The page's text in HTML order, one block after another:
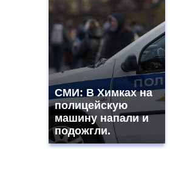
СМИ: В Химках на
полицейскую
машину напали и
подожгли.